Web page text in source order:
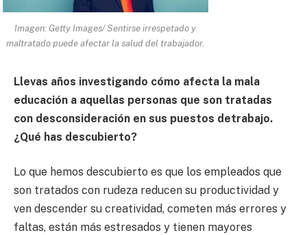
Imagen: Getty Images/ Sentirse irrespetado y
maltratado puede afectar la salud del trabajador.
Llevas años investigando cómo afecta la mala
educación a aquellas personas que son tratadas
con desconsideración en sus puestos detrabajo.
¿Qué has descubierto?
Lo que hemos descubierto es que los empleados que
son tratados con rudeza reducen su productividad y
ven descender su creatividad, cometen más errores y
faltas, están más estresados y tienen mayores